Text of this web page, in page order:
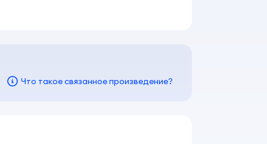
Что такое связанное произведение?